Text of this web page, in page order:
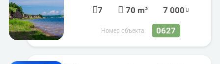
7 70 m² 7 000
Номер объекта: 0627